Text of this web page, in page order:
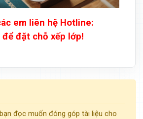
em liên hệ Hotline:
đặt chỗ xếp lớp!
đọc muốn đóng góp tài liệu cho